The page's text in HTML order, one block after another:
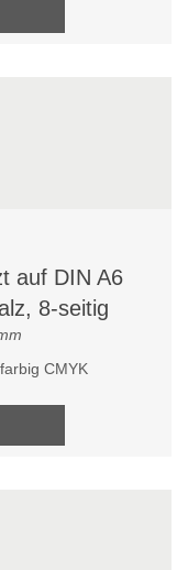
auf DIN A6
8-seitig
CMYK